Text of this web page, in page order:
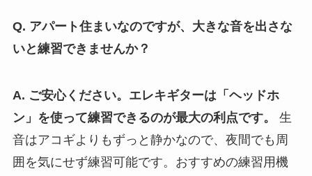
Q. アパート住まいなのですが、大きな音を出さな
いと練習できませんか？
A. ご安心ください。エレキギターは「ヘッドホ
ン」を使って練習できるのが最大の利点です。
生
音はアコギよりもずっと静かなので、夜間でも周
囲を気にせず練習可能です。おすすめの練習用機